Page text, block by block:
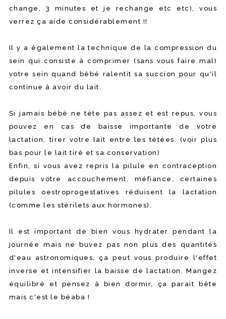
change, 3 minutes et je rechange etc etc), vous
verrez ça aide considérablement !!
Il y a également la technique de la compression du
sein qui consiste à comprimer (sans vous faire mal)
votre sein quand bébé ralentit sa succion pour qu'il
continue à avoir du lait.
Si jamais bébé ne tète pas assez et est repus, vous
pouvez en cas de baisse importante de votre
lactation, tirer votre lait entre les tétées. (voir plus
bas pour le lait tiré et sa conservation)
Enfin, si vous avez repris la pilule en contraception
depuis votre accouchement, méfiance, certaines
pilules oestroprogestatives réduisent la lactation
(comme les stérilets aux hormones).
Il est important de bien vous hydrater pendant la
journée mais ne buvez pas non plus des quantités
d'eau astronomiques, ça peut vous produire l'effet
inverse et intensifier la baisse de lactation. Mangez
équilibré et pensez à bien dormir, ça parait bête
mais c'est le béaba !